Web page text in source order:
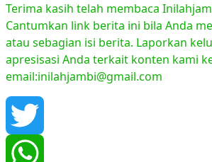
Terima kasih telah membaca
Cantumkan link berita ini bila Anda
atau sebagian isi berita. Laporkan
apresisasi Anda terkait konten kami
email:inilahjambi@gmail.com
Twitter